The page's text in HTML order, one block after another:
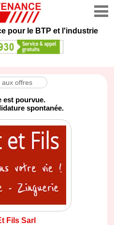
pour le BTP et l'industrie
aux offres
est pourvue.
spontanée.
Fils Sarl